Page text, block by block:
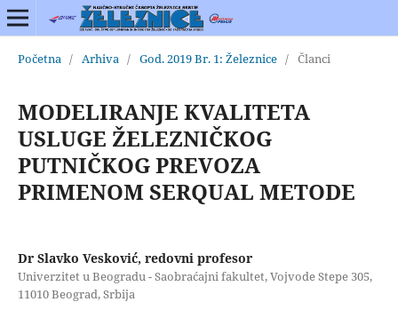
Početna / Arhiva / God. 2019 Br. 1: Železnice / Članci
MODELIRANJE KVALITETA
USLUGE ŽELEZNIČKOG
PUTNIČKOG PREVOZA
PRIMENOM SERQUAL METODE
Dr Slavko Vesković, redovni profesor
Univerzitet u Beogradu - Saobraćajni fakultet, Vojvode Stepe 305,
11010 Beograd, Srbija